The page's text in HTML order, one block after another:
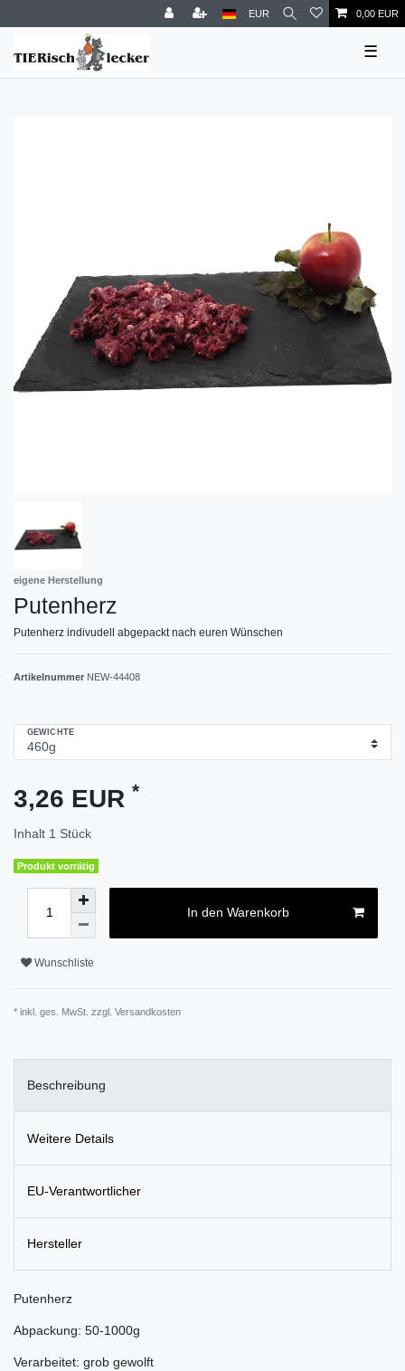
EUR 0,00 EUR
☰
eigene Herstellung
Putenherz
Putenherz indivudell abgepackt nach euren Wünschen
Artikelnummer NEW-44408
GEWICHTE
3,26 EUR *
Inhalt 1 Stück
Produkt vorrätig
In den Warenkorb
Wunschliste
* inkl. ges. MwSt. zzgl. Versandkosten
Beschreibung
Weitere Details
EU-Verantwortlicher
Hersteller
Putenherz
Abpackung: 50-1000g
Verarbeitet: grob gewolft